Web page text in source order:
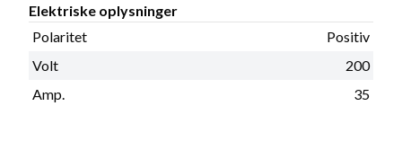
Elektriske oplysninger
Polaritet
Positiv
Volt
200
Amp.
35